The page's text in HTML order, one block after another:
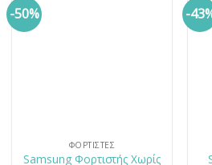
-50%
ΦΟΡΤΙΣΤΈΣ
Samsung Φορτιστής Χωρίς
-